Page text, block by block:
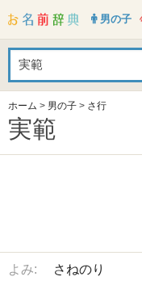
男の子
ホーム > 男の子 > さ行
実範
よみ: さねのり